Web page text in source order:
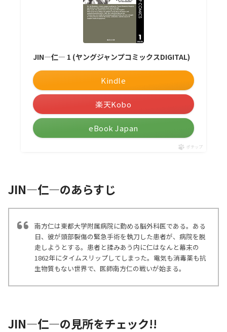
JIN―仁― 1 (ヤングジャンプコミックスDIGITAL)
Kindle
楽天Kobo
eBook Japan
ポチップ
JIN―仁―のあらすじ
南方仁は東都大学附属病院に勤める脳外科医である。ある
日、彼が頭部裂傷の緊急手術を執刀した患者が、病院を脱
走しようとする。患者と揉みあう内に仁はなんと幕末の
1862年にタイムスリップしてしまった。電気も消毒薬も抗
生物質もない世界で、医師南方仁の戦いが始まる。
JIN―仁―の見所をチェック!!